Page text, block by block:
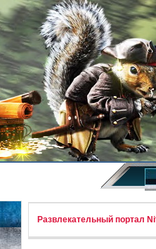
Развлекательный портал